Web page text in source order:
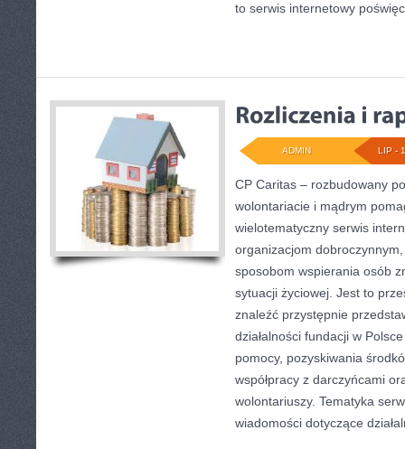
to serwis internetowy
LIP -
ADMIN
CP Caritas – rozbudowany
wolontariacie i mądrym
wielotematyczny serwis
organizacjom
sposobom wspierania osób
sytuacji życiowej. Jest to
znaleźć przystępnie
działalności fundacji w
pomocy, pozyskiwania
współpracy z darczyńcami
wolontariuszy. Tematyka
wiadomości dotyczące